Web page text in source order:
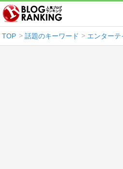
TOP 話題のキーワード エンターテ